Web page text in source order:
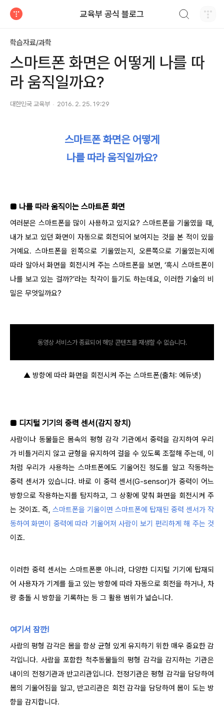
교육부 공식 블로그
학습자료/과학
스마트폰 화면은 어떻게 나를 따
라 움직일까요?
대한민국 교육부 2016. 2. 25. 19:29
스마트폰 화면은 어떻게
나를 따라 움직일까요?
■ 나를 따라 움직이는 스마트폰 화면
여러분은 스마트폰을 많이 사용하고 있지요? 스마트폰을 기울였을 때,
내가 보고 있던 화면이 자동으로 회전되어 보여지는 것을 본 적이 있을
거예요. 스마트폰을 왼쪽으로 기울였는지, 오른쪽으로 기울였는지에
따라 알아서 화면을 회전시켜 주는 스마트폰을 보면, ‘혹시 스마트폰이
나를 보고 있는 걸까?’라는 착각이 들기도 하는데요, 이러한 기술의 비
밀은 무엇일까요?
동영상 서비스가 종료되어 해당 콘텐츠를 재생할 수 없습니다.
▲ 방향에 따라 화면을 회전시켜 주는 스마트폰(출처: 에듀넷)
■ 디지털 기기의 중력 센서(감지 장치)
사람이나 동물들은 몸속의 평형 감각 기관에서 중력을 감지하여 우리
가 비틀거리지 않고 균형을 유지하여 걸을 수 있도록 조절해 주는데, 이
처럼 우리가 사용하는 스마트폰에도 기울어진 정도를 알고 작동하는
중력 센서가 있습니다. 바로 이 중력 센서(G-sensor)가 중력이 어느
방향으로 작용하는지를 탐지하고, 그 상황에 맞춰 화면을 회전시켜 주
는 것이죠. 즉, 스마트폰을 기울이면 스마트폰에 탑재된 중력 센서가 작
동하여 화면이 중력에 따라 기울어져 사람이 보기 편리하게 해 주는 것
이죠.
이러한 중력 센서는 스마트폰뿐 아니라, 다양한 디지털 기기에 탑재되
어 사용자가 기계를 들고 있는 방향에 따라 자동으로 회전을 하거나, 차
량 충돌 시 방향을 기록하는 등 그 활용 범위가 넓습니다.
여기서 잠깐!
사람의 평형 감각은 몸을 항상 균형 있게 유지하기 위한 매우 중요한 감
각입니다. 사람을 포함한 척추동물들의 평형 감각을 감지하는 기관은
내이의 전정기관과 반고리관입니다. 전정기관은 평형 감각을 담당하여
몸의 기울어짐을 알고, 반고리관은 회전 감각을 담당하여 몸이 도는 방
향을 감지합니다.